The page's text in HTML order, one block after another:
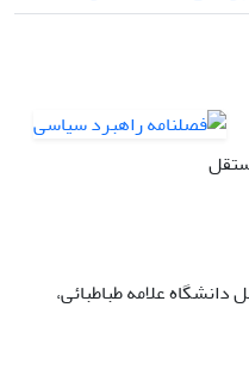
علامه طباطبائی،